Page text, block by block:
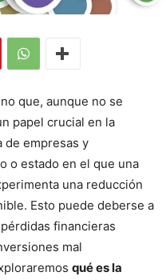
que, aunque no se
papel crucial en la
de empresas y
o estado en el que una
una reducción
Esto puede deberse a
financieras
mal
qué es la